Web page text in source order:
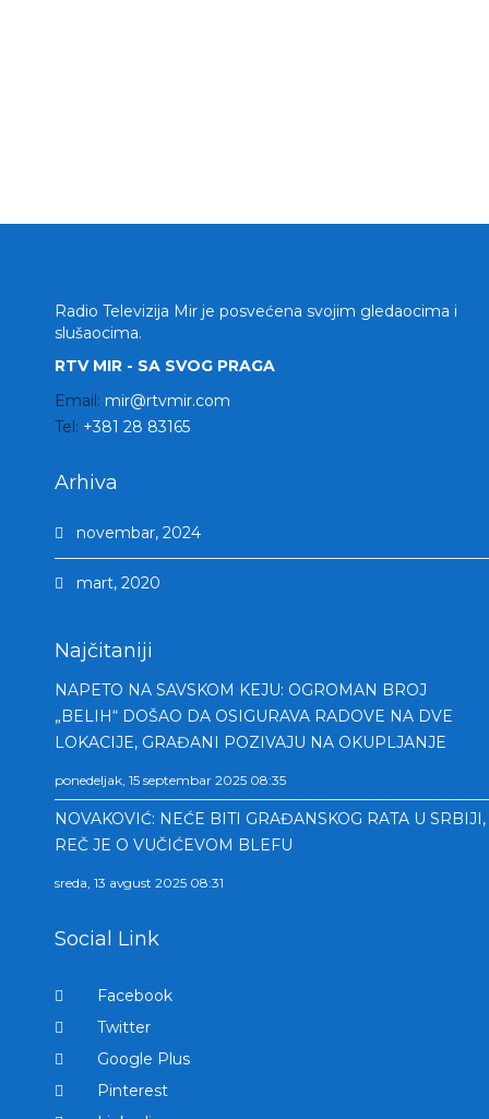
Radio Televizija Mir je posvećena svojim gledaocima i
slušaocima.
RTV MIR - SA SVOG PRAGA
Email: mir@rtvmir.com
Tel: +381 28 83165
Arhiva
novembar, 2024
mart, 2020
Najčitaniji
NAPETO NA SAVSKOM KEJU: OGROMAN BROJ
„BELIH“ DOŠAO DA OSIGURAVA RADOVE NA DVE
LOKACIJE, GRAĐANI POZIVAJU NA OKUPLJANJE
ponedeljak, 15 septembar 2025 08:35
NOVAKOVIĆ: NEĆE BITI GRAĐANSKOG RATA U SRBIJI,
REČ JE O VUČIĆEVOM BLEFU
sreda, 13 avgust 2025 08:31
Social Link
Facebook
Twitter
Google Plus
Pinterest